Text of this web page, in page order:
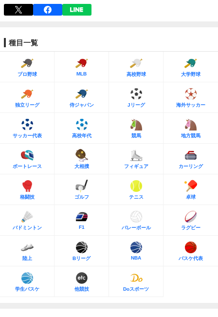
種目一覧
プロ野球 MLB 高校野球 大学野球
独立リーグ 侍ジャパン Jリーグ 海外サッカー
サッカー代表 高校年代 競馬 地方競馬
ボートレース 大相撲 フィギュア カーリング
格闘技 ゴルフ テニス 卓球
バドミントン F1 バレーボール ラグビー
陸上 Bリーグ NBA バスケ代表
学生バスケ 他競技 Doスポーツ